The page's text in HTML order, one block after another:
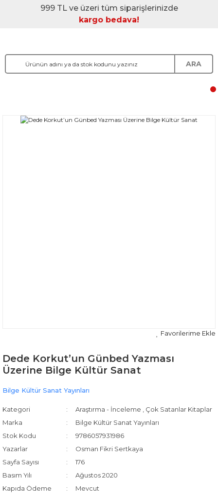
999 TL ve üzeri tüm siparişlerinizde
kargo bedava!
ARA
Dede Korkut’un Günbed Yazması
Üzerine Bilge Kültür Sanat
Bilge Kültür Sanat Yayınları
Kategori Araştırma - İnceleme
Çok Satanlar Kitaplar
Marka
Bilge Kültür Sanat Yayınları
Stok Kodu
9786057931986
Yazarlar
Osman Fikri Sertkaya
Sayfa Sayısı
176
Basım Yılı
Ağustos 2020
Kapıda Ödeme
Mevcut